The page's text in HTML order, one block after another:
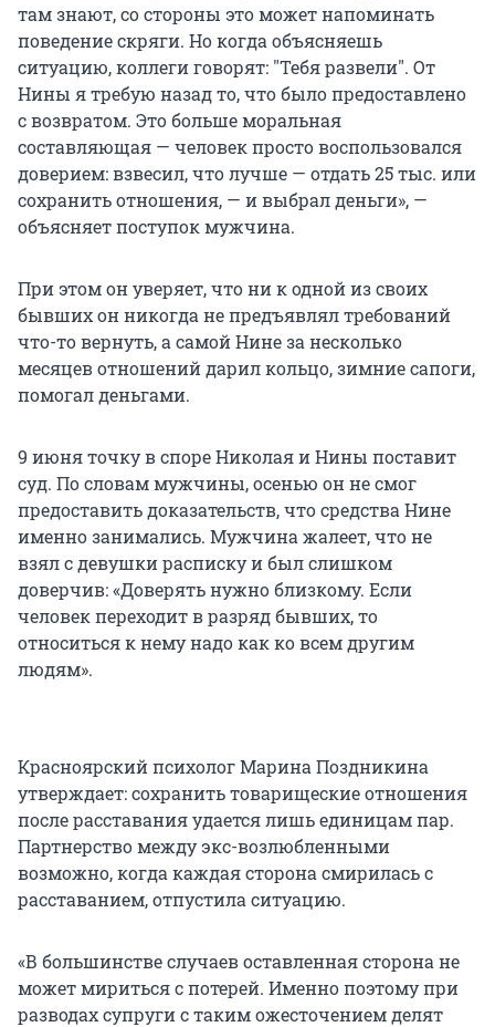
там знают, со стороны это может напоминать
поведение скряги. Но когда объясняешь
ситуацию, коллеги говорят: "Тебя развели". От
Нины я требую назад то, что было предоставлено
с возвратом. Это больше моральная
составляющая — человек просто воспользовался
доверием: взвесил, что лучше — отдать 25 тыс. или
сохранить отношения, — и выбрал деньги», —
объясняет поступок мужчина.
При этом он уверяет, что ни к одной из своих
бывших он никогда не предъявлял требований
что-то вернуть, а самой Нине за несколько
месяцев отношений дарил кольцо, зимние сапоги,
помогал деньгами.
9 июня точку в споре Николая и Нины поставит
суд. По словам мужчины, осенью он не смог
предоставить доказательств, что средства Нине
именно занимались. Мужчина жалеет, что не
взял с девушки расписку и был слишком
доверчив: «Доверять нужно близкому. Если
человек переходит в разряд бывших, то
относиться к нему надо как ко всем другим
людям».
Красноярский психолог Марина Поздникина
утверждает: сохранить товарищеские отношения
после расставания удается лишь единицам пар.
Партнерство между экс-возлюбленными
возможно, когда каждая сторона смирилась с
расставанием, отпустила ситуацию.
«В большинстве случаев оставленная сторона не
может мириться с потерей. Именно поэтому при
разводах супруги с таким ожесточением делят